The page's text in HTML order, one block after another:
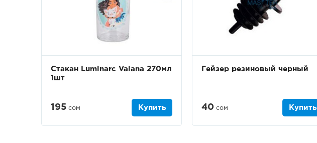
Стакан Luminarc Vaiana 270мл
1шт
195 сом Купить
Гейзер резиновый черный
40 сом Купить